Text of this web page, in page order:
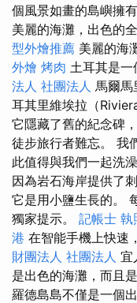
個風景如畫的島嶼擁
美麗的海灘，出色的
型外燴推薦 美麗的海
外燴 烤肉 土耳其是一
法人 社團法人 馬爾馬
耳其里維埃拉（
它隱藏了舊的紀念碑
徒步旅行者難忘。 我
此值得與我們一起洗
因為岩石海岸提供了
它是用小鹽生長的。
獨家提示。 記帳士 執
港 在智能手機上快速
財團法人 社團法人 宜
是出色的海灘，而且
羅德島島不僅是一個